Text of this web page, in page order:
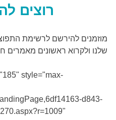
רוצים
מוזמנים להירשם לרשימת
שלנו ולקרוא ראשונים מאמרים
style="max-
d843-